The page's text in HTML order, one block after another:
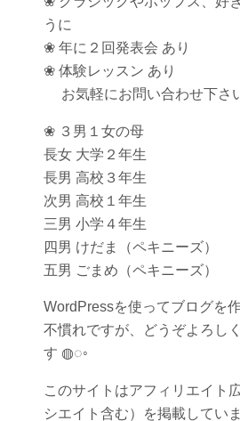
うに
❀ 年に２回発表会 あり
❀ 体験レッスン あり
お気軽にお問い合わせ下さ
❀ ３男１女の母
長女 大学２年生
長男 高校３年生
次男 高校１年生
三男 小学４年生
四男 けだま（ペキニーズ）
五男 ごまめ（ペキニーズ）
WordPressを使ってブログを
不慣れですが、どうぞよろし
す ◍◌◦
このサイトはアフィリエイト
シエイト含む）を掲載していま